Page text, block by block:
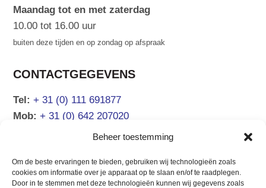
Beheer toestemming
Om de beste ervaringen te bieden, gebruiken wij technologieën zoals
cookies om informatie over je apparaat op te slaan en/of te raadplegen.
Door in te stemmen met deze technologieën kunnen wij gegevens zoals
Maandag tot en met zaterdag
10.00 tot 16.00 uur
buiten deze tijden en op zondag op afspraak
CONTACTGEGEVENS
Tel: + 31 (0) 111 691877
Mob: + 31 (0) 642 207020
info@atsea.nl
NAVIGATIE